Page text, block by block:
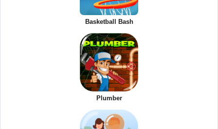
Basketball Bash
Plumber